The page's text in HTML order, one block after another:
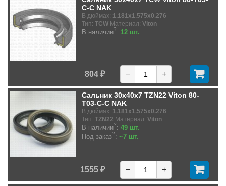
C-C NAK
В дюймах: 1.181x1.575x0.276
Тип: TCW Материал: Viton
В наличии?: 12 шт.
804 ₽ − +
Сальник 30x40x7 TZN22 Viton 80-
T03-C-C NAK
В дюймах: 1.181x1.575x0.276
Тип: TZN22 Материал: Viton
В наличии?: 49 шт.
Под заказ?: ~7 шт.
1555 ₽ − +